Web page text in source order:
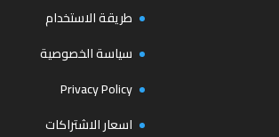
طريقة الاستخدام
سياسة الخصوصية
Privacy Policy
اسعار الاشتراكات